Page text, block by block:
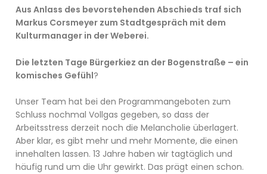
Aus Anlass des bevorstehenden Abschieds traf sich
Markus Corsmeyer zum Stadtgespräch mit dem
Kulturmanager in der Weberei.
Die letzten Tage Bürgerkiez an der Bogenstraße – ein
komisches Gefühl?
Unser Team hat bei den Programmangeboten zum
Schluss nochmal Vollgas gegeben, so dass der
Arbeitsstress derzeit noch die Melancholie überlagert.
Aber klar, es gibt mehr und mehr Momente, die einen
innehalten lassen. 13 Jahre haben wir tagtäglich und
häufig rund um die Uhr gewirkt. Das prägt einen schon.